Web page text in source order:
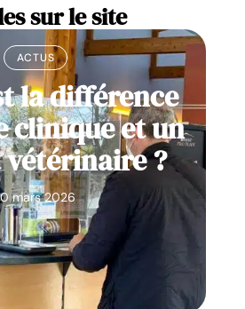
sur le site
ACTUS
la différence
clinique et un
?
mars 2026